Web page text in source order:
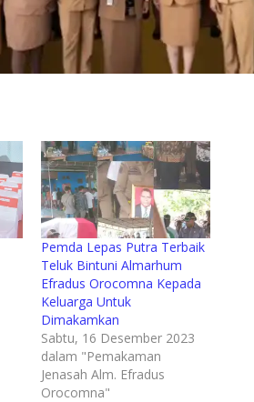
Pemda Lepas Putra Terbaik
Teluk Bintuni Almarhum
Efradus Orocomna Kepada
Keluarga Untuk
Dimakamkan
Sabtu, 16 Desember 2023
dalam "Pemakaman
Jenasah Alm. Efradus
Orocomna"